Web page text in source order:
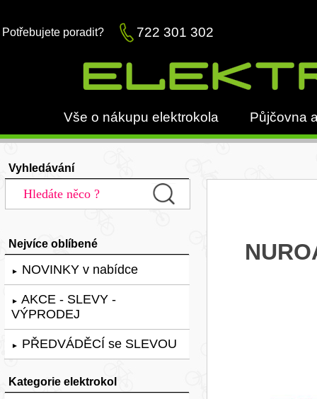
Potřebujete poradit? 722 301 302
Vše o nákupu elektrokola Půjčovna
Vyhledávání
Nejvíce oblíbené
► NOVINKY v nabídce
► AKCE - SLEVY -
VÝPRODEJ
► PŘEDVÁDĚCÍ se SLEVOU
Kategorie elektrokol